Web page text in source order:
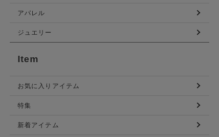
アパレル
ジュエリー
Item
お気に入りアイテム
特集
新着アイテム